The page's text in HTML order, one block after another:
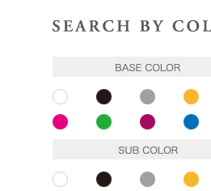
ホワイト ブラック グレー
ピンク ピンク パープル
ホワイト ブラック グレー